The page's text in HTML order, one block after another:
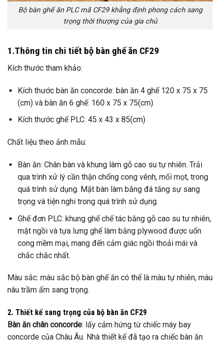
Bộ bàn ghế ăn PLC mã CF29 khẳng định phong cách sang
trọng thời thượng của gia chủ
1.Thông tin chi tiết bộ bàn ghế ăn CF29
Kích thước tham khảo:
Kích thước bàn ăn concorde: bàn ăn 4 ghế 120 x 75 x 75
(cm) và bàn ăn 6 ghế: 160 x 75 x 75(cm)
Kích thước ghế PLC: 45 x 43 x 85(cm)
Chất liệu theo ảnh mẫu:
Bàn ăn: Chân bàn và khung làm gỗ cao su tự nhiên. Trải
qua trình xử lý cần thận chống cong vênh, mối mọt, trong
quá trình sử dụng. Mặt bàn làm bằng đá tăng sự sang
trọng và tiện nghi trong quá trình sử dụng.
Ghế đơn PLC: khung ghế chế tác bằng gỗ cao su tư nhiên,
mặt ngồi và tựa lưng ghế làm bằng plywood được uốn
cong mềm mại, mang đến cảm giác ngồi thoải mái và
chắc chắc nhất.
Màu sắc: màu sắc bộ bàn ghế ăn có thể là màu tự nhiên, màu
nâu trầm ấm sang trọng.
2. Thiết kế sang trọng của bộ bàn ăn CF29
Bàn ăn chân concorde: lấy cảm hứng từ chiếc máy bay
concorde của Châu Âu. Nhà thiết kế đã tạo ra chiếc bàn ăn